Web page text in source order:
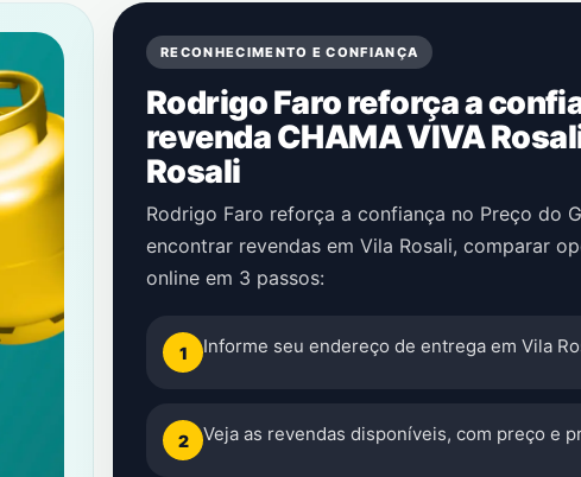
RECONHECIMENTO E CONFIANÇA
Rodrigo Faro reforça a
revenda CHAMA VIVA
Rosali
Rodrigo Faro reforça a confiança no Preço do
encontrar revendas em Vila Rosali, comparar
online em 3 passos:
1 Informe seu endereço de entrega em Vila
2 Veja as revendas disponíveis, com preço e